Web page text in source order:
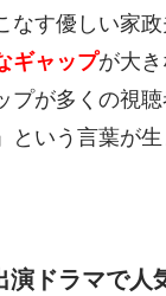
なす優しい家
ギャップが大き
プが多くの視
という言葉が
演ドラマで人